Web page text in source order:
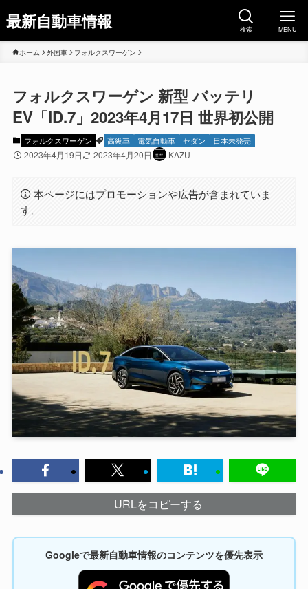
最新自動車情報 検索 MENU
ホーム 外国車 フォルクスワーゲン
フォルクスワーゲン 新型 バッテリ
EV「ID.7」2023年4月17日 世界初公開
フォルクスワーゲン 高級車 電気自動車 セダン 日本未発売
2023年4月19日 2023年4月20日 KAZU
本ページにはプロモーションや広告が含まれていま
す。
URLをコピーする
Googleで最新自動車情報のコンテンツを優先表示